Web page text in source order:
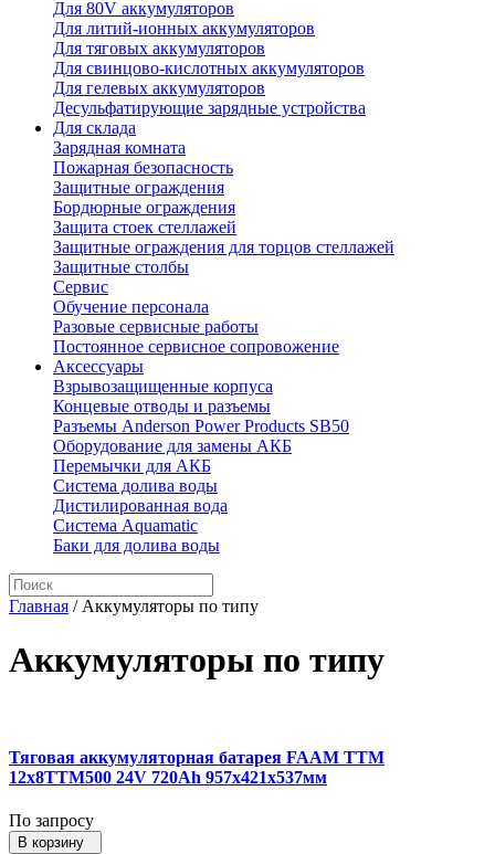
Для 80V аккумуляторов
Для литий-ионных аккумуляторов
Для тяговых аккумуляторов
Для свинцово-кислотных аккумуляторов
Для гелевых аккумуляторов
Десульфатирующие зарядные устройства
Для склада
Зарядная комната
Пожарная безопасность
Защитные ограждения
Бордюрные ограждения
Защита стоек стеллажей
Защитные ограждения для торцов стеллажей
Защитные столбы
Сервис
Обучение персонала
Разовые сервисные работы
Постоянное сервисное сопровожение
Аксессуары
Взрывозащищенные корпуса
Концевые отводы и разъемы
Разъемы Anderson Power Products SB50
Оборудование для замены АКБ
Перемычки для АКБ
Система долива воды
Дистилированная вода
Система Aquamatic
Баки для долива воды
Главная / Аккумуляторы по типу
Аккумуляторы по типу
Тяговая аккумуляторная батарея FAAM TTM
12x8TTM500 24V 720Ah 957x421x537мм
По запросу
В корзину